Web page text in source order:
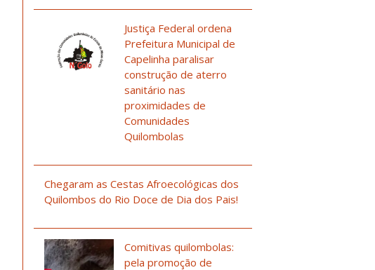
Justiça Federal ordena
Prefeitura Municipal de
Capelinha paralisar
construção de aterro
sanitário nas
proximidades de
Comunidades
Quilombolas
Chegaram as Cestas Afroecológicas dos
Quilombos do Rio Doce de Dia dos Pais!
Comitivas quilombolas:
pela promoção de